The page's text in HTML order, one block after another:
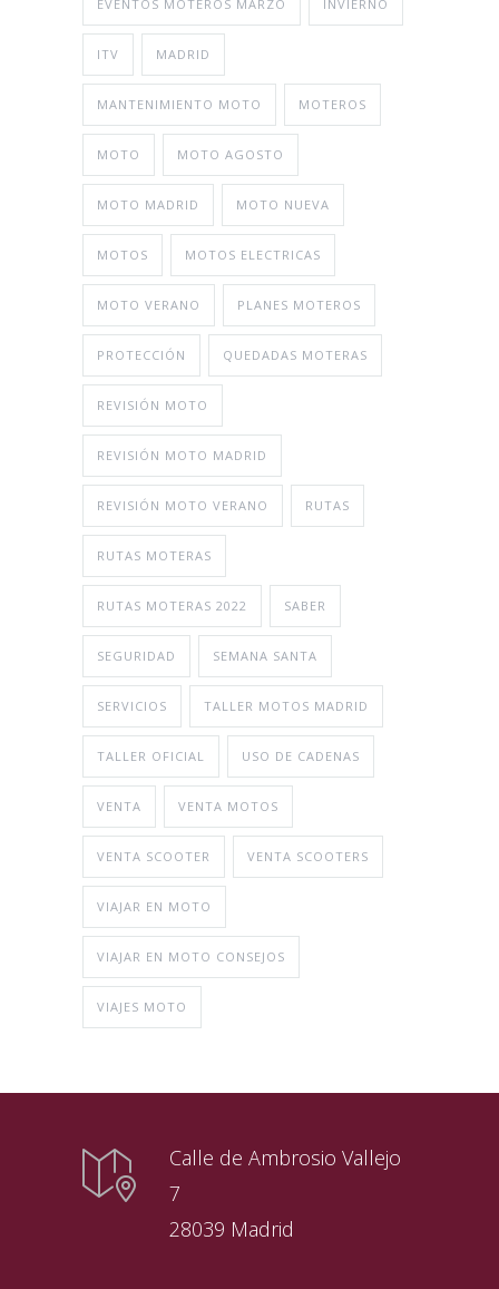
EVENTOS MOTEROS MARZO INVIERNO
ITV MADRID
MANTENIMIENTO MOTO MOTEROS
MOTO MOTO AGOSTO
MOTO MADRID MOTO NUEVA
MOTOS MOTOS ELECTRICAS
MOTO VERANO PLANES MOTEROS
PROTECCIÓN QUEDADAS MOTERAS
REVISIÓN MOTO
REVISIÓN MOTO MADRID
REVISIÓN MOTO VERANO RUTAS
RUTAS MOTERAS
RUTAS MOTERAS 2022 SABER
SEGURIDAD SEMANA SANTA
SERVICIOS TALLER MOTOS MADRID
TALLER OFICIAL USO DE CADENAS
VENTA VENTA MOTOS
VENTA SCOOTER VENTA SCOOTERS
VIAJAR EN MOTO
VIAJAR EN MOTO CONSEJOS
VIAJES MOTO
Calle de Ambrosio Vallejo
7
28039 Madrid